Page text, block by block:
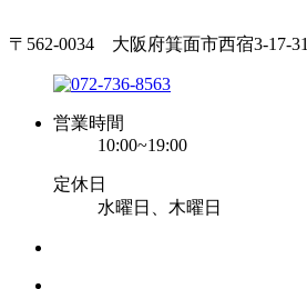
〒562-0034 大阪府箕面市西宿3-17-31
営業時間
10:00~19:00
定休日
水曜日、木曜日